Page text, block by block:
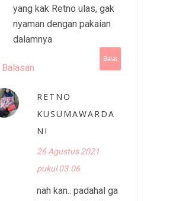
yang kak Retno ulas, gak
nyaman dengan pakaian
dalamnya
Balas
Balasan
RETNO
KUSUMAWARDA
NI
26 Agustus 2021
pukul 03.06
nah kan.. padahal ga